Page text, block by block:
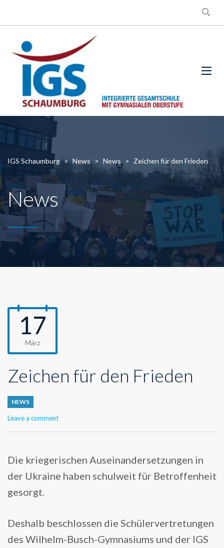
IGS Schaumburg > News > News > Zeichen für den Frieden
News
17
März
Zeichen für den Frieden
NEWS
Leave a comment
Die kriegerischen Auseinandersetzungen in
der Ukraine haben schulweit für Betroffenheit
gesorgt.
Deshalb beschlossen die Schülervertretungen
des Wilhelm-Busch-Gymnasiums und der IGS